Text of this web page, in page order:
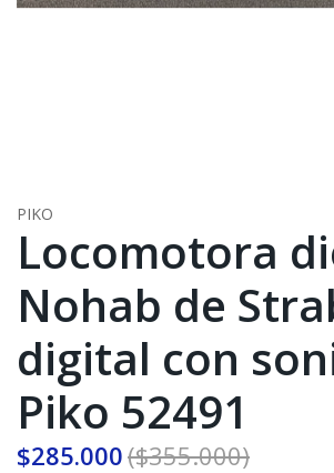
PIKO
Locomotora
Nohab de
digital con
Piko 52491
$285.000($355.000)